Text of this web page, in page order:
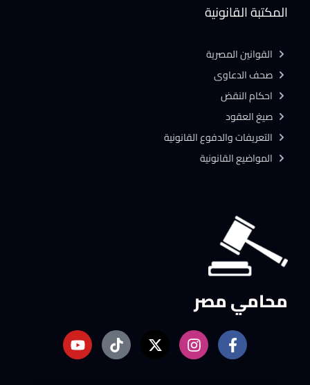
محامي مصر
المكتبة القانونية
القوانين المصرية
صحف الدعاوى
احكام النقض
صيغ العقود
التعريفات والدفوع القانونية
المواضيع القانونية